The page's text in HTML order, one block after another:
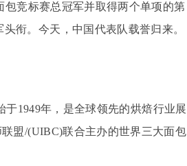
包竞标赛总冠军并取得两个单项的第
衔。今天，中国代表队载誉归来。
于1949年，是全球领先的烘焙行业展
盟/(UIBC)联合主办的世界三大面包